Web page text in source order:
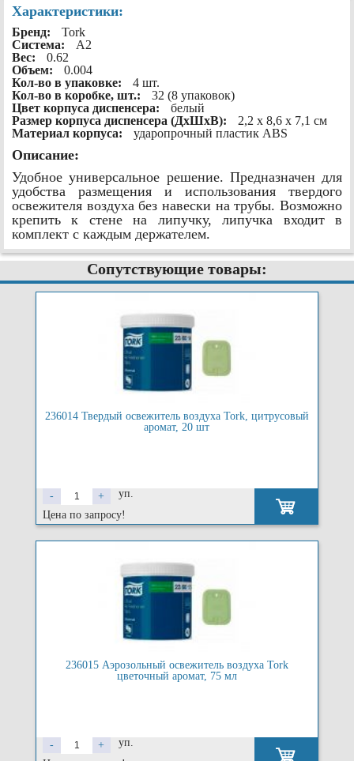
Характеристики:
Бренд:
Tork
Система:
A2
Вес:
0.62
Объем:
0.004
Кол-во в упаковке:
4 шт.
Кол-во в коробке, шт.:
32 (8 упаковок)
Цвет корпуса диспенсера:
белый
Размер корпуса диспенсера (ДxШxВ):
2,2 x 8,6 x 7,1 см
Материал корпуса:
ударопрочный пластик ABS
Описание:
Удобное универсальное решение. Предназначен для
удобства размещения и использования твердого
освежителя воздуха без навески на трубы. Возможно
крепить к стене на липучку, липучка входит в
комплект с каждым держателем.
Сопутствующие товары:
236014 Твердый освежитель воздуха Tork, цитрусовый
аромат, 20 шт
- +
уп.
Цена по запросу!
236015 Аэрозольный освежитель воздуха Tork
цветочный аромат, 75 мл
- +
уп.